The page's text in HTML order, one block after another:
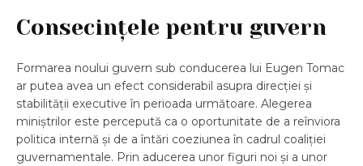
Consecințele pentru guvern
Formarea noului guvern sub conducerea lui Eugen Tomac
ar putea avea un efect considerabil asupra direcției și
stabilității executive în perioada următoare. Alegerea
miniștrilor este percepută ca o oportunitate de a reînviora
politica internă și de a întări coeziunea în cadrul coaliției
guvernamentale. Prin aducerea unor figuri noi și a unor